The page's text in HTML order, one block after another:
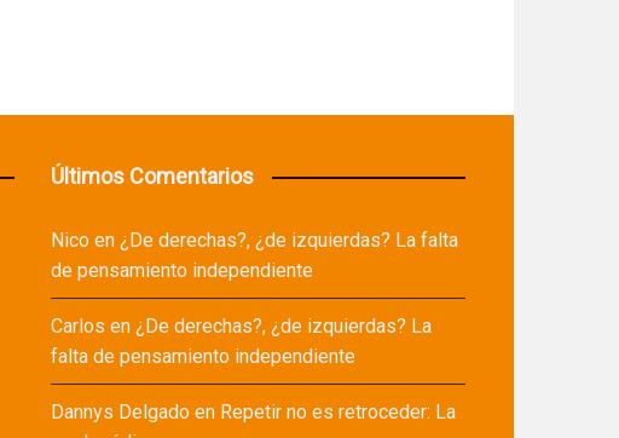
Últimos Comentarios
Nicoen ¿De derechas?, ¿de izquierdas? La falta
de pensamiento independiente
Carlos en ¿De derechas?, ¿de izquierdas? La
falta de pensamiento independiente
Dannys Delgadoen Repetir no es retroceder: La